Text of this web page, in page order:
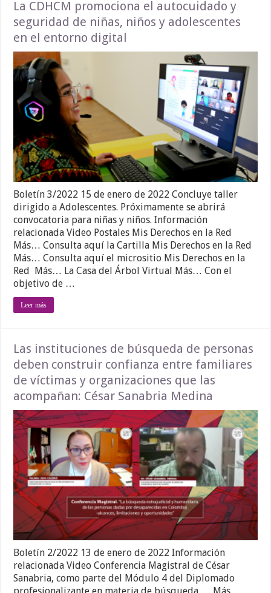
La CDHCM promociona el autocuidado y
seguridad de niñas, niños y adolescentes
en el entorno digital
Boletín 3/2022 15 de enero de 2022 Concluye taller
dirigido a Adolescentes. Próximamente se abrirá
convocatoria para niñas y niños. Información
relacionada Video Postales Mis Derechos en la Red
Más… Consulta aquí la Cartilla Mis Derechos en la Red
Más… Consulta aquí el micrositio Mis Derechos en la
Red Más… La Casa del Árbol Virtual Más… Con el
objetivo de …
Leer más
Las instituciones de búsqueda de personas
deben construir confianza entre familiares
de víctimas y organizaciones que las
acompañan: César Sanabria Medina
Boletín 2/2022 13 de enero de 2022 Información
relacionada Video Conferencia Magistral de César
Sanabria, como parte del Módulo 4 del Diplomado